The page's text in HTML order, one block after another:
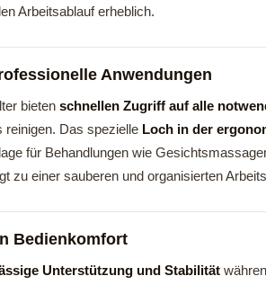
Arbeitsablauf erheblich.
Anwendungen
bieten schnellen Zugriff auf alle
reinigen. Das spezielle Loch in der
für Behandlungen wie
zu einer sauberen und organisierten
Bedienkomfort
Unterstützung und Stabilität